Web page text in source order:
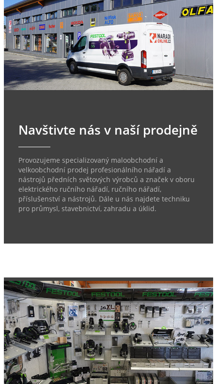
Navštivte nás v naší prodejně
Provozujeme specializovaný maloobchodní a
velkoobchodní prodej profesionálního nářadí a
nástrojů předních světových výrobců a značek v oboru
elektrického ručního nářadí, ručního nářadí,
příslušenství a nástrojů. Dále u nás najdete techniku
pro průmysl, stavebnictví, zahradu a úklid.